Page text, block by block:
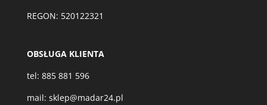
REGON: 520122321
OBSŁUGA KLIENTA
tel: 885 881 596
mail: sklep@madar24.pl